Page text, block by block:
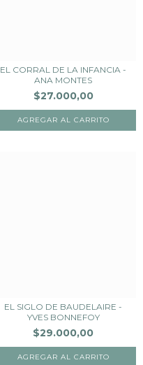
EL CORRAL DE LA INFANCIA -
ANA MONTES
$27.000,00
EL SIGLO DE BAUDELAIRE -
YVES BONNEFOY
$29.000,00